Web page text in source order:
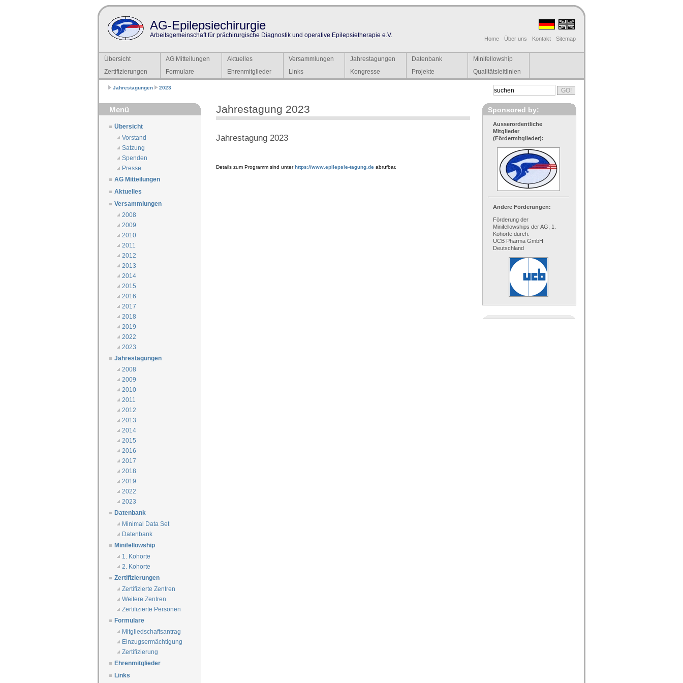
AG-Epilepsiechirurgie
Arbeitsgemeinschaft für prächirurgische Diagnostik und operative Epilepsietherapie e.V. Home Über uns Kontakt Sitemap
Übersicht AG Mitteilungen Aktuelles Versammlungen Jahrestagungen Datenbank
Minifellowship
Zertifizierungen
Formulare Ehrenmitglieder Links Kongresse Projekte Qualitätsleitlinien
Jahrestagungen 2023
Menü
Übersicht
Vorstand
Satzung
Spenden
Presse
AG Mitteilungen
Aktuelles
Versammlungen
2008
2009
2010
2011
2012
2013
2014
2015
2016
2017
2018
2019
2022
2023
Jahrestagungen
2008
2009
2010
2011
2012
2013
2014
2015
2016
2017
2018
2019
2022
2023
Datenbank
Minimal Data Set
Datenbank
Minifellowship
1. Kohorte
2. Kohorte
Zertifizierungen
Zertifizierte Zentren
Weitere Zentren
Zertifizierte Personen
Formulare
Mitgliedschaftsantrag
Einzugsermächtigung
Zertifizierung
Ehrenmitglieder
Links
Jahrestagung 2023
Jahrestagung 2023
Details zum Programm sind unterhttps://www.epilepsie-tagung.de abrufbar.
Sponsored by:
Ausserordentliche
Mitglieder
(Fördermitglieder):
Andere Förderungen:
Förderung der
Minifellowships der AG, 1.
Kohorte durch:
UCB Pharma GmbH
Deutschland